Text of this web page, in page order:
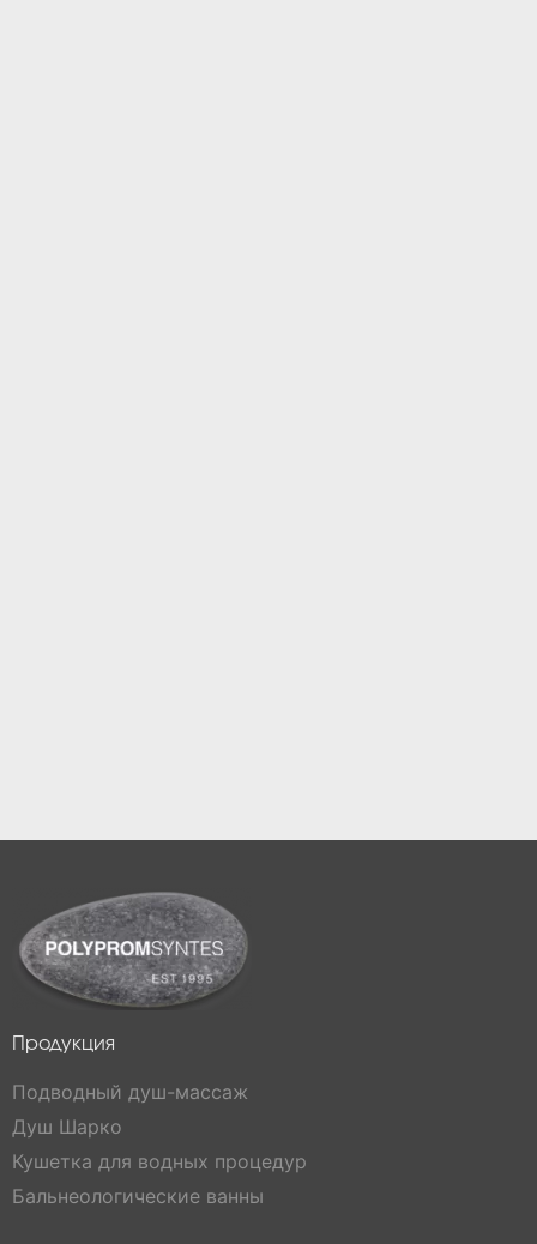
Продукция
Подводный душ-массаж
Душ Шарко
Кушетка для водных процедур
Бальнеологические ванны